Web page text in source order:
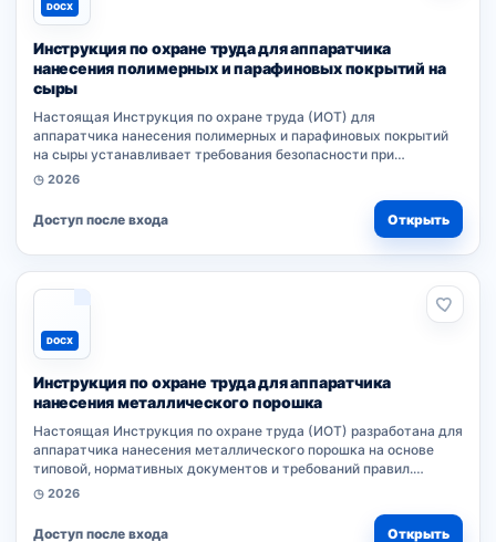
DOCX
Инструкция по охране труда для аппаратчика
нанесения полимерных и парафиновых покрытий на
сыры
Настоящая Инструкция по охране труда (ИОТ) для
аппаратчика нанесения полимерных и парафиновых покрытий
на сыры устанавливает требования безопасности при
выполнении работ. Документ разработан на основе
◷ 2026
Доступ после входа Открыть
DOCX
Инструкция по охране труда для аппаратчика
нанесения металлического порошка
Настоящая Инструкция по охране труда (ИОТ) разработана для
аппаратчика нанесения металлического порошка на основе
типовой, нормативных документов и требований правил.
Документ устанавливает обязательные положения
◷ 2026
Доступ после входа Открыть